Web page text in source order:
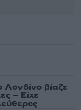
Λονδίνο βίαζε
– Είχε